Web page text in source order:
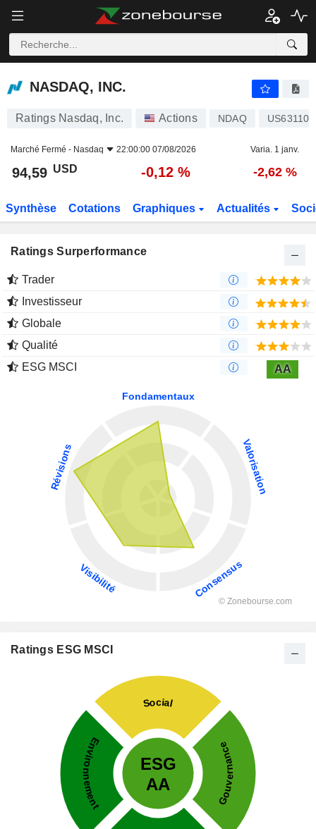
NASDAQ, INC.
NASDAQ, INC.
Ratings Nasdaq, Inc. Actions NDAQ
Marché Fermé - Nasdaq 22:00:00 07/08/2026 Varia. 1 janv.
94,59 USD -0,12 % -2,62 %
Synthèse Cotations Graphiques Actualités
Ratings Surperformance
Trader
Investisseur
Globale
Qualité
ESG MSCI
AA
Ratings ESG MSCI